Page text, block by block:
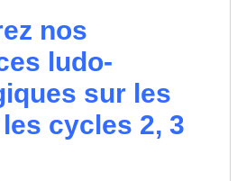
nos
ludo-
sur les
cycles 2, 3